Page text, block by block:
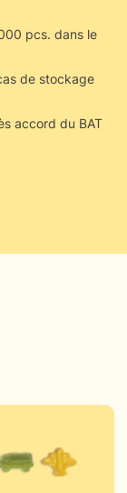
pcs. dans le
de stockage
accord du BAT